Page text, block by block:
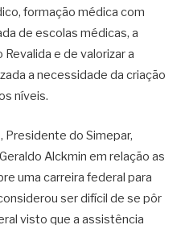
formação médica com
de escolas médicas, a
e de valorizar a
a necessidade da criação
níveis.
Presidente do Simepar,
Alckmin em relação as
uma carreira federal para
ser difícil de se pôr
visto que a assistência